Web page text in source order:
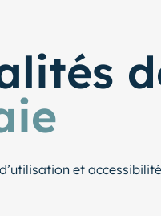
et